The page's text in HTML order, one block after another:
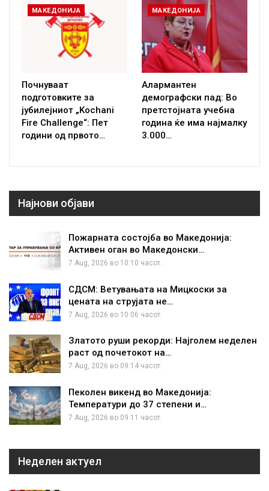
МАКЕДОНИЈА
Почнуваат
подготовките за
јубилејниот „Kochani
Fire Challenge“: Пет
години од првото…
МАКЕДОНИЈА
Алармантен
демографски пад: Во
претстојната учебна
година ќе има најмалку
3.000…
Најнови објави
Пожарната состојба во Македонија:
Активен оган во Македонски…
7 Aug, 2026 во 10:10 часот.
СДСМ: Ветувањата на Мицкоски за
цената на струјата не…
7 Aug, 2026 во 10:06 часот.
Златото руши рекорди: Најголем неделен
раст од почетокот на…
7 Aug, 2026 во 09:14 часот.
Пеколен викенд во Македонија:
Температури до 37 степени и…
7 Aug, 2026 во 09:11 часот.
Неделен актуел